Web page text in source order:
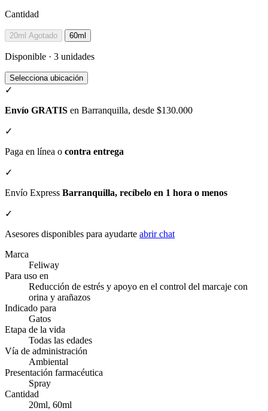
Cantidad
20ml Agotado 60ml
Disponible · 3 unidades
Selecciona ubicación
✓
Envío GRATIS en Barranquilla, desde $130.000
✓
Paga en línea o contra entrega
✓
Envío Express Barranquilla, recíbelo en 1 hora o menos
✓
Asesores disponibles para ayudarte abrir chat
Marca
Feliway
Para uso en
Reducción de estrés y apoyo en el control del marcaje con
orina y arañazos
Indicado para
Gatos
Etapa de la vida
Todas las edades
Vía de administración
Ambiental
Presentación farmacéutica
Spray
Cantidad
20ml, 60ml